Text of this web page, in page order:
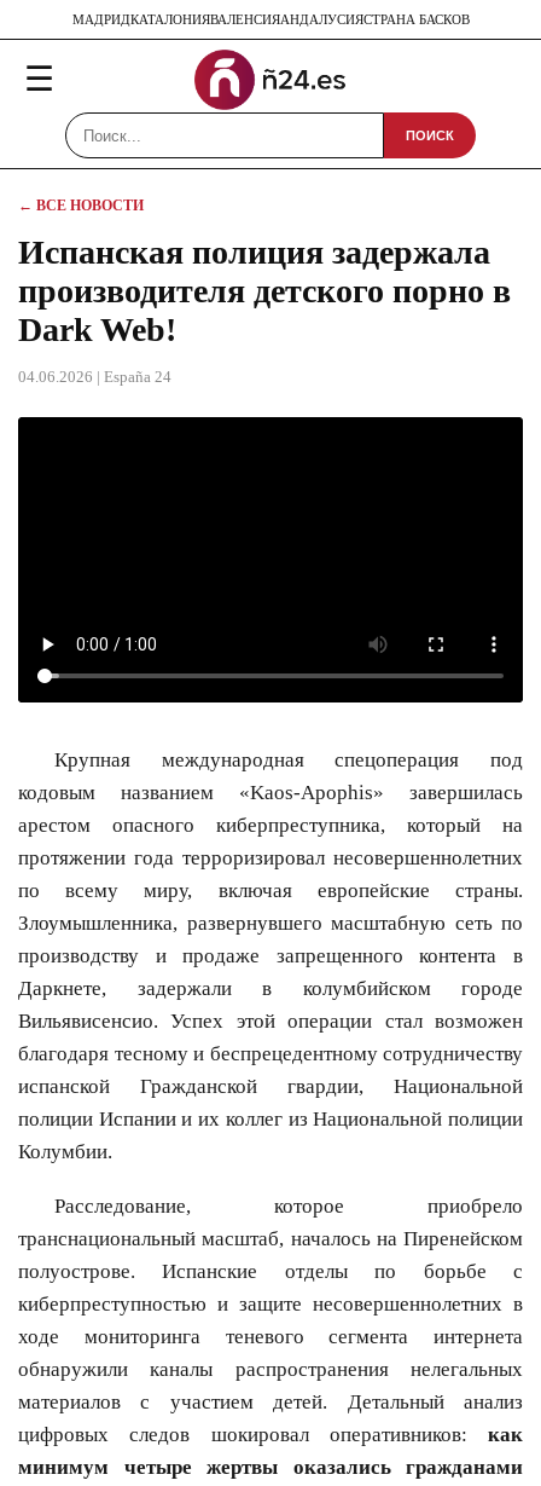
МАДРИДКАТАЛОНИЯВАЛЕНСИЯАНДАЛУСИЯСТРАНА БАСКОВ
☰
ПОИСК
← ВСЕ НОВОСТИ
Испанская полиция задержала
производителя детского порно в
Dark Web!
04.06.2026 | España 24
Крупная международная спецоперация под
кодовым названием «Kaos-Apophis» завершилась
арестом опасного киберпреступника, который на
протяжении года терроризировал несовершеннолетних
по всему миру, включая европейские страны.
Злоумышленника, развернувшего масштабную сеть по
производству и продаже запрещенного контента в
Даркнете, задержали в колумбийском городе
Вильявисенсио. Успех этой операции стал возможен
благодаря тесному и беспрецедентному сотрудничеству
испанской Гражданской гвардии, Национальной
полиции Испании и их коллег из Национальной полиции
Колумбии.
Расследование, которое приобрело
транснациональный масштаб, началось на Пиренейском
полуострове. Испанские отделы по борьбе с
киберпреступностью и защите несовершеннолетних в
ходе мониторинга теневого сегмента интернета
обнаружили каналы распространения нелегальных
материалов с участием детей. Детальный анализ
цифровых следов шокировал оперативников: как
минимум четыре жертвы оказались гражданами